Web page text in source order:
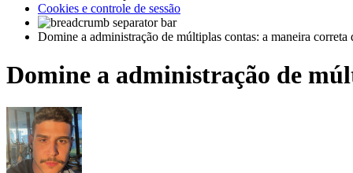
Cookies e controle de sessão
Domine a administração de múltiplas contas: a maneira correta
Domine a administração de